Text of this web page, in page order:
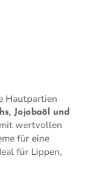
Hautpartien
Jojobaöl und
wertvollen
für eine
für Lippen,